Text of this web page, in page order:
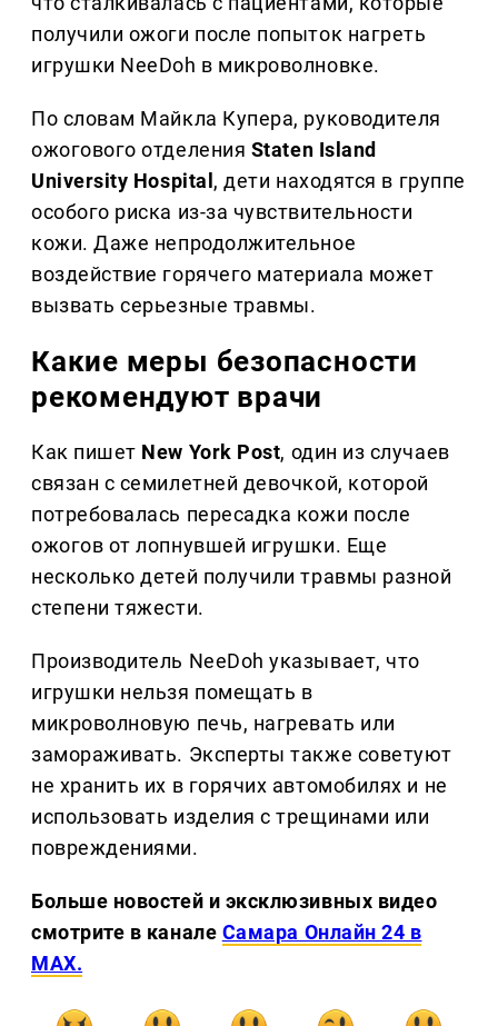
получили ожоги после попыток нагреть
игрушки NeeDoh в микроволновке.
По словам Майкла Купера, руководителя
ожогового отделения Staten Island
University Hospital , дети находятся в группе
особого риска из-за чувствительности
кожи. Даже непродолжительное
воздействие горячего материала может
вызвать серьезные травмы.
Какие меры безопасности
рекомендуют врачи
Как пишет New York Post, один из случаев
связан с семилетней девочкой, которой
потребовалась пересадка кожи после
ожогов от лопнувшей игрушки. Еще
несколько детей получили травмы разной
степени тяжести.
Производитель NeeDoh указывает, что
игрушки нельзя помещать в
микроволновую печь, нагревать или
замораживать. Эксперты также советуют
не хранить их в горячих автомобилях и не
использовать изделия с трещинами или
повреждениями.
Больше новостей и эксклюзивных видео
смотрите в канале Самара Онлайн 24 в
MAX.